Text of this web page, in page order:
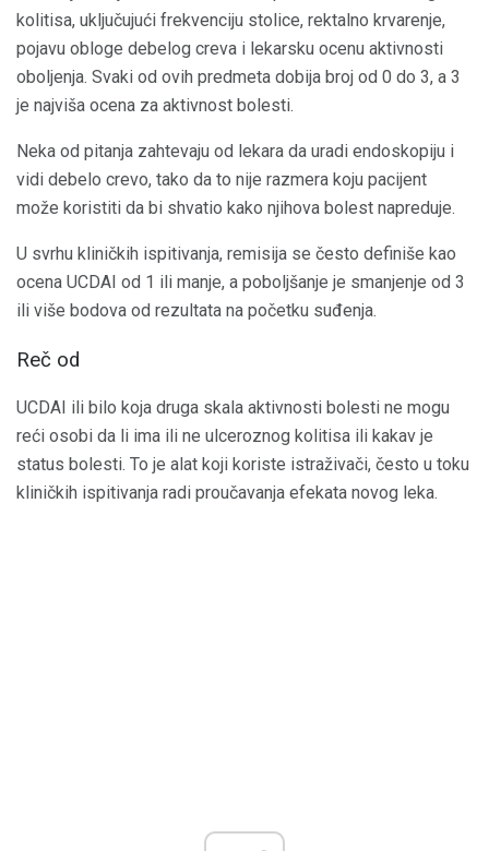
kolitisa, uključujući frekvenciju stolice, rektalno krvarenje,
pojavu obloge debelog creva i lekarsku ocenu aktivnosti
oboljenja. Svaki od ovih predmeta dobija broj od 0 do 3, a 3
je najviša ocena za aktivnost bolesti.
Neka od pitanja zahtevaju od lekara da uradi endoskopiju i
vidi debelo crevo, tako da to nije razmera koju pacijent
može koristiti da bi shvatio kako njihova bolest napreduje.
U svrhu kliničkih ispitivanja, remisija se često definiše kao
ocena UCDAI od 1 ili manje, a poboljšanje je smanjenje od 3
ili više bodova od rezultata na početku suđenja.
Reč od
UCDAI ili bilo koja druga skala aktivnosti bolesti ne mogu
reći osobi da li ima ili ne ulceroznog kolitisa ili kakav je
status bolesti. To je alat koji koriste istraživači, često u toku
kliničkih ispitivanja radi proučavanja efekata novog leka.